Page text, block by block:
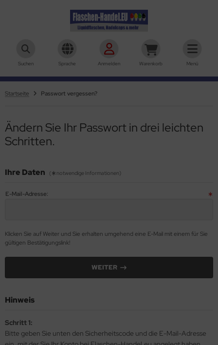
Suchen Sprache Anmelden Warenkorb Menü
Startseite Passwort vergessen?
Ändern Sie Ihr Passwort in drei leichten
Schritten.
Ihre Daten ( notwendige Informationen)
E-Mail-Adresse:
Klicken Sie auf Weiter und Sie erhalten umgehend eine E-Mail mit einem für Sie
gültigen Bestätigungslink!
WEITER
Hinweis
Schritt 1:
Bitte geben Sie unten den Sicherheitscode und die E-Mail-Adresse